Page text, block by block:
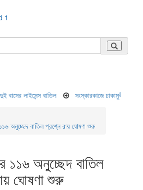
লাইসেন্স বাতিল সংস্কারকাজে ঢাকামুখী লেনে
১১৬ অনুচ্ছেদ বাতিল প্রশ্নে রায় ঘোষণা শুরু
১১৬ অনুচ্ছেদ বাতিল
ঘোষণা শুরু